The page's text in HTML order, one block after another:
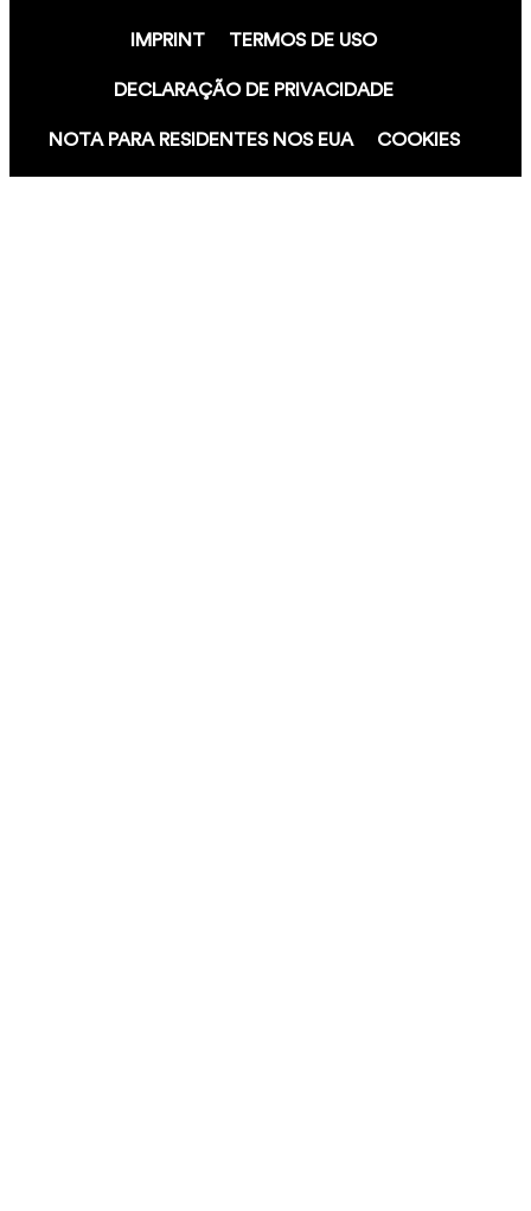
IMPRINT TERMOS DE USO
DECLARAÇÃO DE PRIVACIDADE
NOTA PARA RESIDENTES NOS EUA COOKIES